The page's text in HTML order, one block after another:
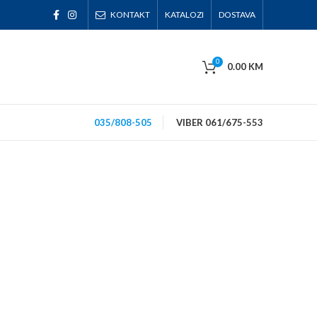
KONTAKT KATALOZI DOSTAVA
0 0.00 KM
035/808-505 VIBER 061/675-553